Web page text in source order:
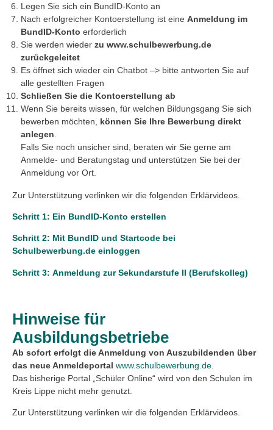
Legen Sie sich ein BundID-Konto an
Nach erfolgreicher Kontoerstellung ist eineAnmeldung im
BundID-Konto erforderlich
Sie werden wiederzu www.schulbewerbung.de
zurückgeleitet
Es öffnet sich wieder ein Chatbot –> bitte antworten Sie auf
alle gestellten Fragen
Schließen Sie die Kontoerstellung ab
Wenn Sie bereits wissen, für welchen Bildungsgang Sie sich
bewerben möchten, können Sie Ihre Bewerbung direkt
anlegen
Falls Sie noch unsicher sind, beraten wir Sie gerne am
Anmelde- und Beratungstag und unterstützen Sie bei der
Anmeldung vor Ort.
Zur Unterstützung verlinken wir die folgenden Erklärvideos.
Schritt 1: Ein BundID-Konto erstellen
Schritt 2: Mit BundID und Startcode bei
Schulbewerbung.de einloggen
Schritt 3: Anmeldung zur Sekundarstufe II (Berufskolleg)
Hinweise für
Ausbildungsbetriebe
Ab sofort erfolgt die Anmeldung von Auszubildenden über
das neue Anmeldeportal www.schulbewerbung.de
Das bisherige Portal „Schüler Online“ wird von den Schulen im
Kreis Lippe nicht mehr genutzt.
Zur Unterstützung verlinken wir die folgenden Erklärvideos.